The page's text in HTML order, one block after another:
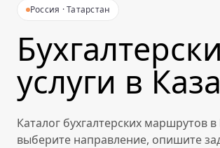
Россия · Татарстан
услуги в
Каталог бухгалтерских маршрутов в
выберите направление, опишите